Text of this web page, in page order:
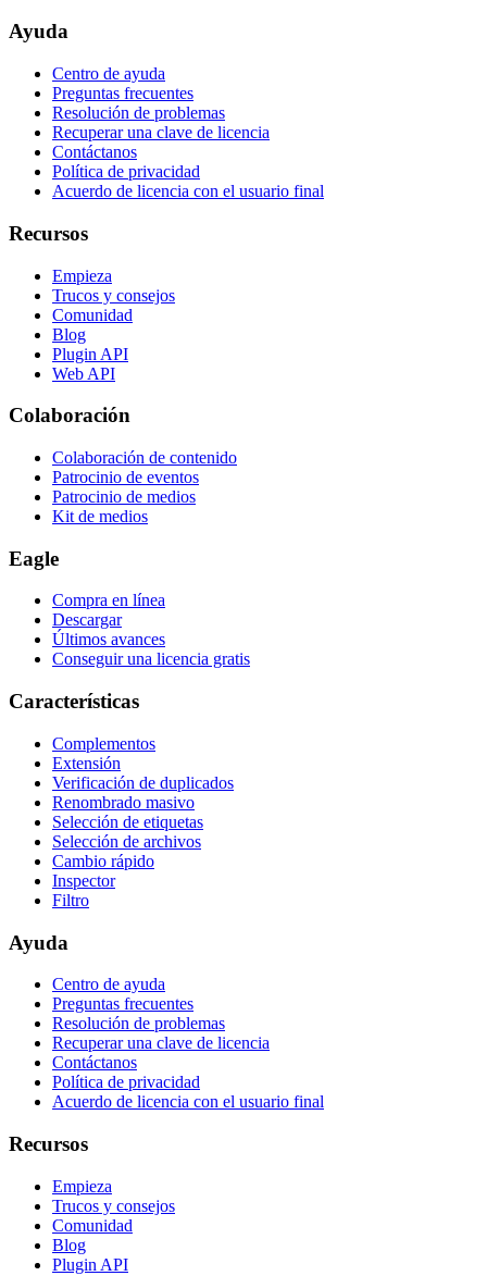
Ayuda
Centro de ayuda
Preguntas frecuentes
Resolución de problemas
Recuperar una clave de licencia
Contáctanos
Política de privacidad
Acuerdo de licencia con el usuario final
Recursos
Empieza
Trucos y consejos
Comunidad
Blog
Plugin API
Web API
Colaboración
Colaboración de contenido
Patrocinio de eventos
Patrocinio de medios
Kit de medios
Eagle
Compra en línea
Descargar
Últimos avances
Conseguir una licencia gratis
Características
Complementos
Extensión
Verificación de duplicados
Renombrado masivo
Selección de etiquetas
Selección de archivos
Cambio rápido
Inspector
Filtro
Ayuda
Centro de ayuda
Preguntas frecuentes
Resolución de problemas
Recuperar una clave de licencia
Contáctanos
Política de privacidad
Acuerdo de licencia con el usuario final
Recursos
Empieza
Trucos y consejos
Comunidad
Blog
Plugin API